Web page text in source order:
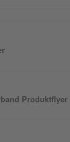
Produktflyer